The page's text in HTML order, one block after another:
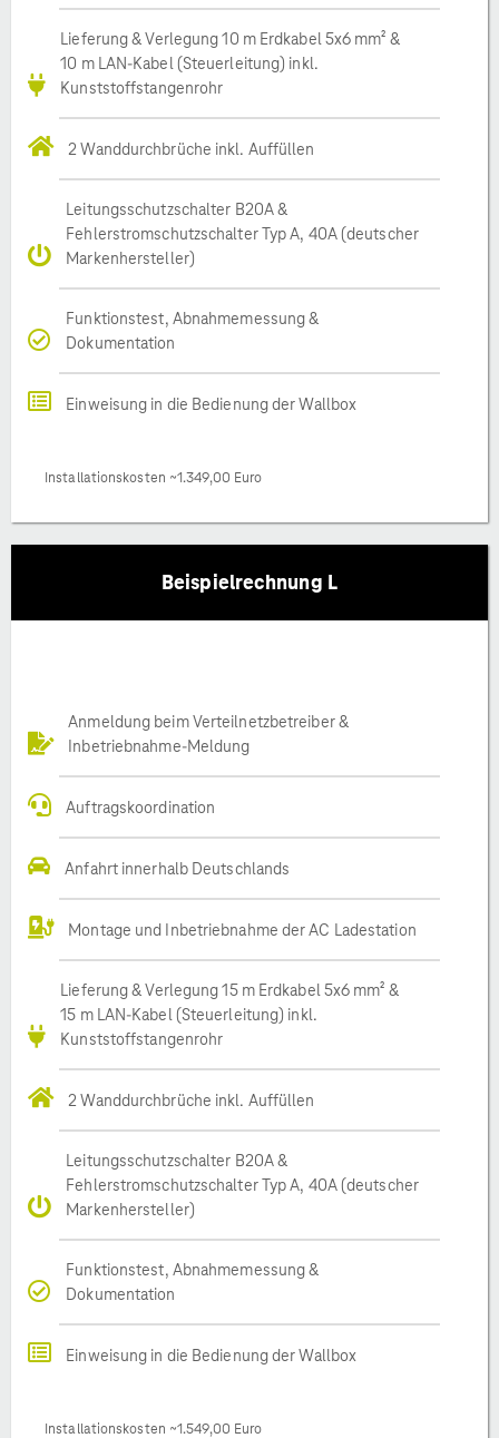
Lieferung & Verlegung 10 m Erdkabel 5x6 mm² &
10 m LAN-Kabel (Steuerleitung) inkl.
Kunststoffstangenrohr
2 Wanddurchbrüche inkl. Auffüllen
Leitungsschutzschalter B20A &
Fehlerstromschutzschalter Typ A, 40A (deutscher
Markenhersteller)
Funktionstest, Abnahmemessung &
Dokumentation
Einweisung in die Bedienung der Wallbox
Installationskosten ~1.349,00 Euro
Beispielrechnung L
Anmeldung beim Verteilnetzbetreiber &
Inbetriebnahme-Meldung
Auftragskoordination
Anfahrt innerhalb Deutschlands
Montage und Inbetriebnahme der AC Ladestation
Lieferung & Verlegung 15 m Erdkabel 5x6 mm² &
15 m LAN-Kabel (Steuerleitung) inkl.
Kunststoffstangenrohr
2 Wanddurchbrüche inkl. Auffüllen
Leitungsschutzschalter B20A &
Fehlerstromschutzschalter Typ A, 40A (deutscher
Markenhersteller)
Funktionstest, Abnahmemessung &
Dokumentation
Einweisung in die Bedienung der Wallbox
Installationskosten ~1.549,00 Euro